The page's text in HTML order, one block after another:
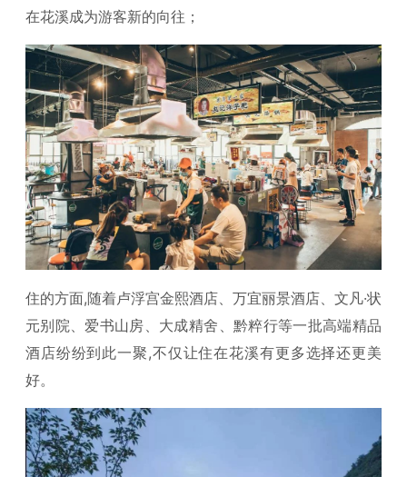
在花溪成为游客新的向往；
住的方面,随着卢浮宫金熙酒店、万宜丽景酒店、文凡·状
元别院、爱书山房、大成精舍、黔粹行等一批高端精品
酒店纷纷到此一聚,不仅让住在花溪有更多选择还更美
好。